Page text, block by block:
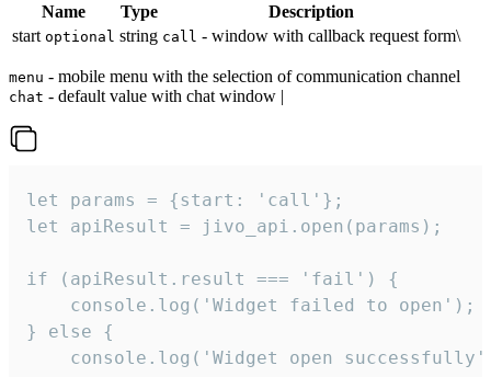
Name Type
Description
start optional string call - window with callback request form\
menu - mobile menu with the selection of communication channel
chat - default value with chat window |
let params = {start: 'call'};
let apiResult = jivo_api.open(params);
if (apiResult.result === 'fail') {
    console.log('Widget failed to open');
} else {
console.log('Widget open